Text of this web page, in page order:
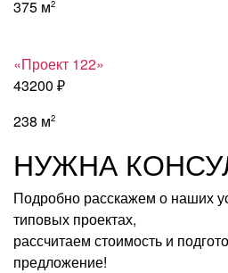
375 м2
«Проект 122»
43200 ₽
238 м2
НУЖНА
Подробно расскажем о наших
типовых проектах,
рассчитаем стоимость и
предложение!